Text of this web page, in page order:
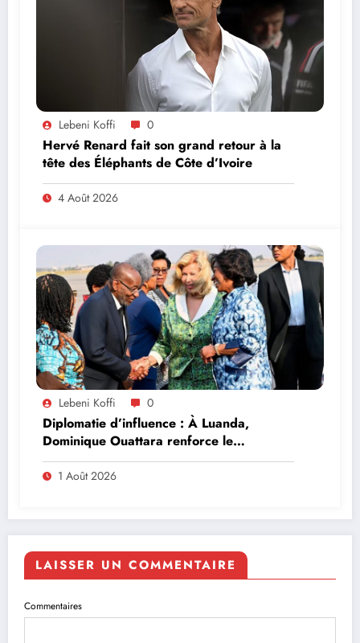
Lebeni Koffi 0
Hervé Renard fait son grand retour à la
tête des Éléphants de Côte d’Ivoire
4 Août 2026
Lebeni Koffi 0
Diplomatie d’influence : À Luanda,
Dominique Ouattara renforce le
leadership solidaire de la Côte d’Ivoire en
Afrique
1 Août 2026
LAISSER UN COMMENTAIRE
Commentaires